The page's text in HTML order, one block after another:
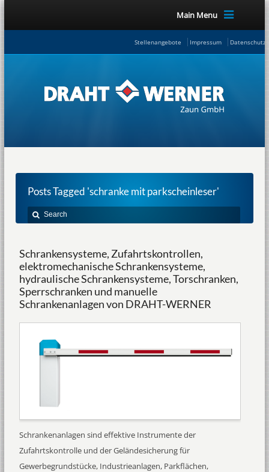
Main Menu
Stellenangebote Impressum
Posts Tagged 'schranke mit parkscheinleser'
Schrankensysteme, Zufahrtskontrollen,
elektromechanische Schrankensysteme,
hydraulische Schrankensysteme, Torschranken,
Sperrschranken und manuelle
Schrankenanlagen von DRAHT-WERNER
Schrankenanlagen sind effektive Instrumente der
Zufahrtskontrolle und der Geländesicherung für
Gewerbegrundstücke, Industrieanlagen, Parkflächen,